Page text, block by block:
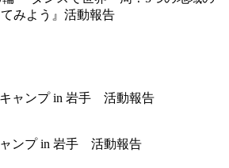
みよう』活動報告
ンプ in 岩手 活動報告